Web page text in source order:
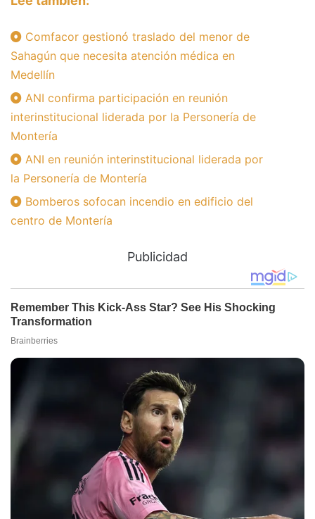
Comfacor gestionó traslado del menor de
Sahagún que necesita atención médica en
Medellín
ANI confirma participación en reunión
interinstitucional liderada por la Personería de
Montería
ANI en reunión interinstitucional liderada por
la Personería de Montería
Bomberos sofocan incendio en edificio del
centro de Montería
Publicidad